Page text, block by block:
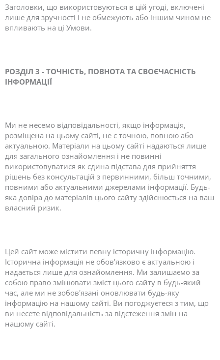
Заголовки, що використовуються в цій угоді, включені
лише для зручності і не обмежують або іншим чином не
впливають на ці Умови.
РОЗДІЛ 3 - ТОЧНІСТЬ, ПОВНОТА ТА СВОЄЧАСНІСТЬ
ІНФОРМАЦІЇ
Ми не несемо відповідальності, якщо інформація,
розміщена на цьому сайті, не є точною, повною або
актуальною. Матеріали на цьому сайті надаються лише
для загального ознайомлення і не повинні
використовуватися як єдина підстава для прийняття
рішень без консультацій з первинними, більш точними,
повними або актуальними джерелами інформації. Будь-
яка довіра до матеріалів цього сайту здійснюється на ваш
власний ризик.
Цей сайт може містити певну історичну інформацію.
Історична інформація не обов'язково є актуальною і
надається лише для ознайомлення. Ми залишаємо за
собою право змінювати зміст цього сайту в будь-який
час, але ми не зобов'язані оновлювати будь-яку
інформацію на нашому сайті. Ви погоджуєтеся з тим, що
ви несете відповідальність за відстеження змін на
нашому сайті.